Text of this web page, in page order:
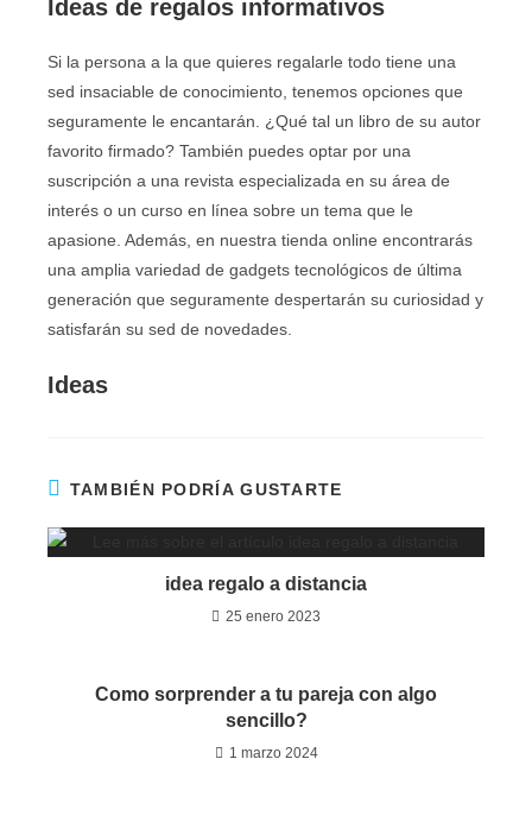
Ideas de regalos informativos
Si la persona a la que quieres regalarle todo tiene una
sed insaciable de conocimiento, tenemos opciones que
seguramente le encantarán. ¿Qué tal un libro de su autor
favorito firmado? También puedes optar por una
suscripción a una revista especializada en su área de
interés o un curso en línea sobre un tema que le
apasione. Además, en nuestra tienda online encontrarás
una amplia variedad de gadgets tecnológicos de última
generación que seguramente despertarán su curiosidad y
satisfarán su sed de novedades.
Ideas
TAMBIÉN PODRÍA GUSTARTE
idea regalo a distancia
25 enero 2023
Como sorprender a tu pareja con algo
sencillo?
1 marzo 2024